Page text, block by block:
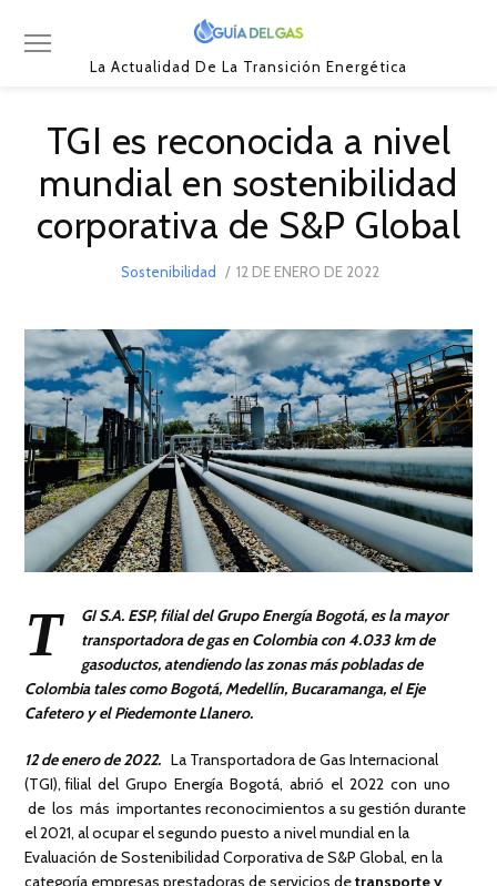
La Actualidad De La Transición Energética
TGI es reconocida a nivel
mundial en sostenibilidad
corporativa de S&P Global
Sostenibilidad
POSTED
12 DE ENERO DE 2022
DE
2023
T GI S.A. ESP, filial del Grupo Energía Bogotá, es la mayor
transportadora de gas en Colombia con 4.033 km de
gasoductos, atendiendo las zonas más pobladas de
Colombia tales como Bogotá, Medellín, Bucaramanga, el Eje
Cafetero y el Piedemonte Llanero.
12 de enero de 2022. La Transportadora de Gas Internacional
(TGI), filial del Grupo Energía Bogotá, abrió el 2022 con uno
de los más importantes reconocimientos a su gestión durante
el 2021, al ocupar el segundo puesto a nivel mundial en la
Evaluación de Sostenibilidad Corporativa de S&P Global, en la